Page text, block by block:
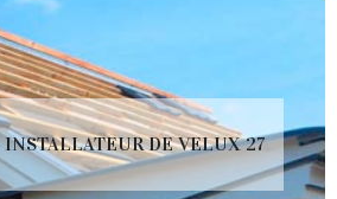
INSTALLATEUR DE VELUX 27